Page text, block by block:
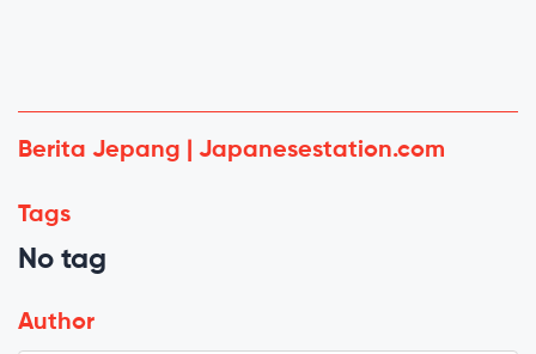
Berita Jepang | Japanesestation.com
Tags
No tag
Author